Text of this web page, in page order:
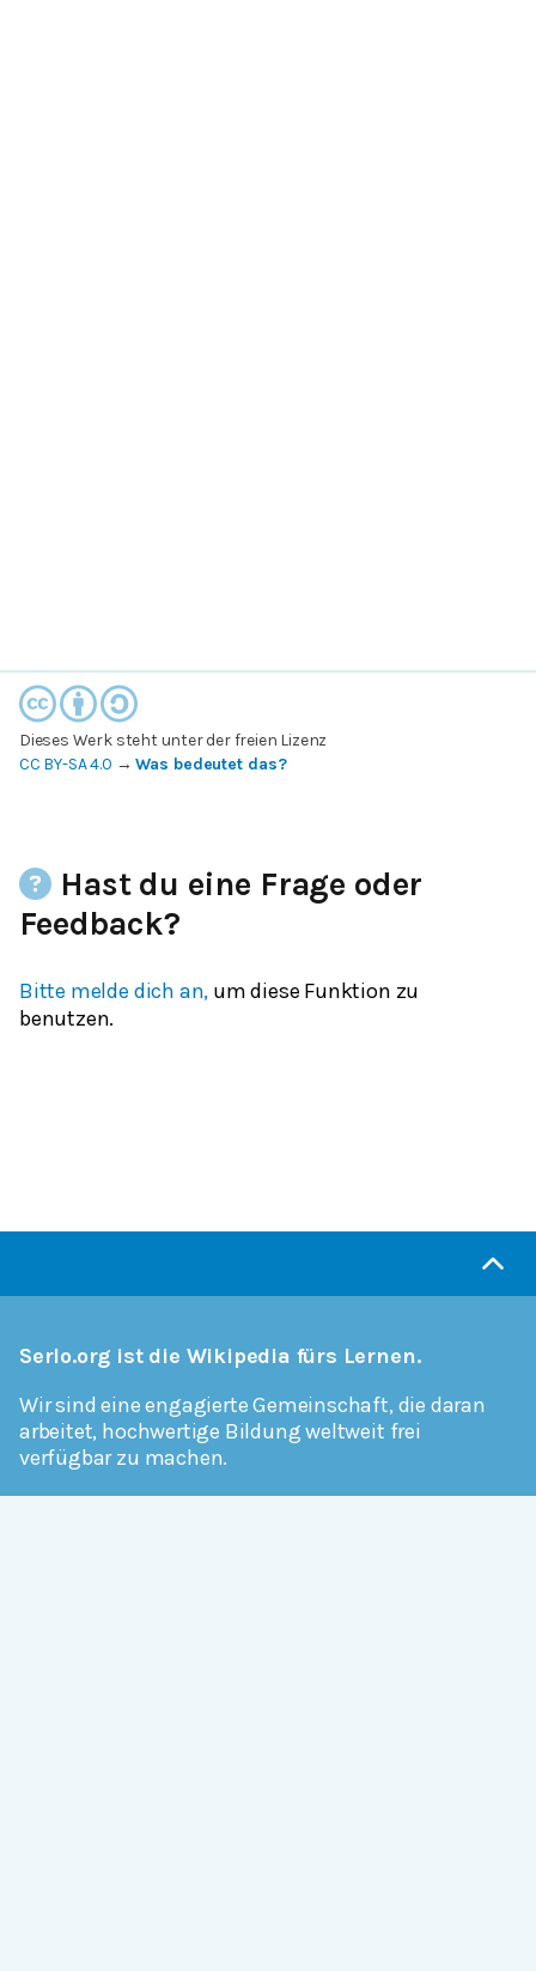
Dieses Werk steht unter der freien Lizenz
CC BY-SA 4.0 →Was bedeutet das?
Hast du eine Frage oder
Feedback?
Bitte melde dich an, um diese Funktion zu
benutzen.
Serlo.org ist die Wikipedia fürs Lernen.
Wir sind eine engagierte Gemeinschaft, die daran
arbeitet, hochwertige Bildung weltweit frei
verfügbar zu machen.